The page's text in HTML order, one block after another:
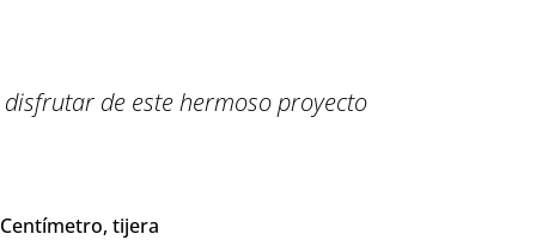
de este hermoso proyecto
Centímetro, tijera